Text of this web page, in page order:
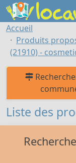
Accueil
Produits
(21910) -
Liste des